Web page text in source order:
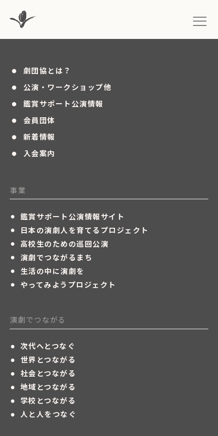
・ 劇団協とは？
・ 公演・ワークショップ他
・ 鑑賞サポート公演情報
・ 会員団体
・ 新着情報
・ 入会案内
事業
・ 鑑賞サポート公演情報サイト
・ 日本の演劇人を育てるプロジェクト
・ 高校生のための巡回公演
・ 演劇でつながるまち
・ 生活の中に演劇を
・ やってみようプロジェクト
演劇でつながる
・ 次代へとつなぐ
・ 世界とつながる
・ 社会とつながる
・ 地域とつながる
・ 学校とつながる
・ 人と人をつなぐ